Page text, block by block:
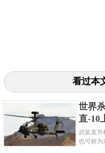
生物学家杰若米.韦德逮
看过本
世界
直-10
武装直升
也可称为